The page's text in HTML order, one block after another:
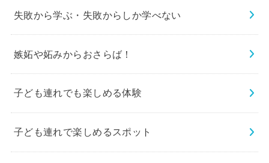
失敗から学ぶ・失敗からしか学べない
嫉妬や妬みからおさらば！
子ども連れでも楽しめる体験
子ども連れで楽しめるスポット